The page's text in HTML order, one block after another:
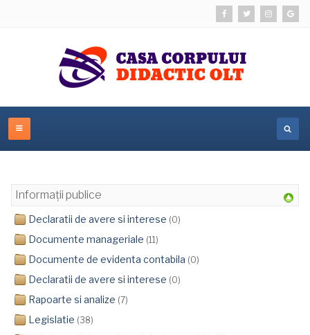
Informații publice
Declaratii de avere si interese (0)
Documente manageriale (11)
Documente de evidenta contabila (0)
Declaratii de avere si interese (0)
Rapoarte si analize (7)
Legislatie (38)